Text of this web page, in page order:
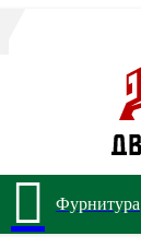
Фурнитура